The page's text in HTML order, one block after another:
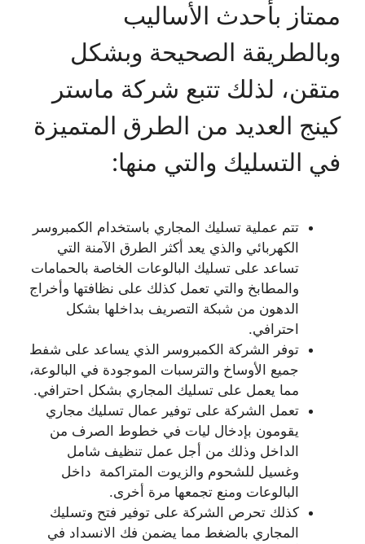
ممتاز بأحدث الأساليب
وبالطريقة الصحيحة وبشكل
متقن، لذلك تتبع شركة ماستر
كينج العديد من الطرق المتميزة
في التسليك والتي منها:
تتم عملية تسليك المجاري باستخدام الكمبروسر
الكهربائي والذي يعد أكثر الطرق الآمنة التي
تساعد على تسليك البالوعات الخاصة بالحمامات
والمطابخ والتي تعمل كذلك على نظافتها وأخراج
الدهون من شبكة التصريف بداخلها بشكل
احترافي.
توفر الشركة الكمبروسر الذي يساعد على شفط
جميع الأوساخ والترسبات الموجودة في البالوعة،
مما يعمل على تسليك المجاري بشكل احترافي.
تعمل الشركة على توفير عمال تسليك مجاري
يقومون بإدخال ليات في خطوط الصرف من
الداخل وذلك من أجل عمل تنظيف شامل
وغسيل للشحوم والزيوت المتراكمة داخل
البالوعات ومنع تجمعها مرة أخرى.
كذلك تحرص الشركة على توفير فتح وتسليك
المجاري بالضغط مما يضمن فك الانسداد في